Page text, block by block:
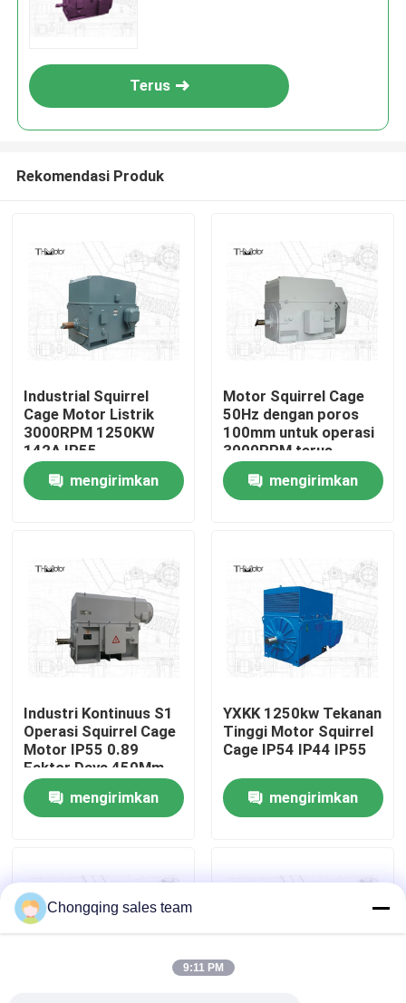
Rumah
Tentang kami
Tur Pabrik
Kontrol kualitas
Hubungi kami
Berita
Blog
Permintaan Penawaran
Terus
Rekomendasi Produk
Industrial Squirrel
Cage Motor Listrik
3000RPM 1250KW
142A IP55
Berkelanjutan S1
mengirimkan
Motor Squirrel Cage
50Hz dengan poros
100mm untuk operasi
3000RPM terus
menerus
mengirimkan
Industri Kontinuus S1
Operasi Squirrel Cage
Motor IP55 0.89
Faktor Daya 450Mm
Ketinggian poros
mengirimkan
YXKK 1250kw Tekanan
Tinggi Motor Squirrel
Cage IP54 IP44 IP55
mengirimkan
Chongqing sales team
9:11 PM